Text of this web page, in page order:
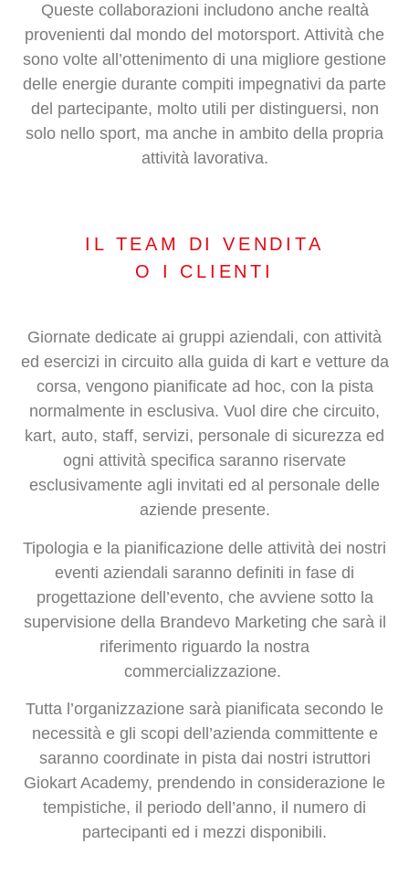
Queste collaborazioni includono anche realtà
provenienti dal mondo del motorsport. Attività che
sono volte all’ottenimento di una migliore gestione
delle energie durante compiti impegnativi da parte
del partecipante, molto utili per distinguersi, non
solo nello sport, ma anche in ambito della propria
attività lavorativa.
IL TEAM DI VENDITA
O I CLIENTI
Giornate dedicate ai gruppi aziendali, con attività
ed esercizi in circuito alla guida di kart e vetture da
corsa, vengono pianificate ad hoc, con la pista
normalmente in esclusiva. Vuol dire che circuito,
kart, auto, staff, servizi, personale di sicurezza ed
ogni attività specifica saranno riservate
esclusivamente agli invitati ed al personale delle
aziende presente.
Tipologia e la pianificazione delle attività dei nostri
eventi aziendali saranno definiti in fase di
progettazione dell’evento, che avviene sotto la
supervisione della Brandevo Marketing che sarà il
riferimento riguardo la nostra
commercializzazione.
Tutta l’organizzazione sarà pianificata secondo le
necessità e gli scopi dell’azienda committente e
saranno coordinate in pista dai nostri istruttori
Giokart Academy, prendendo in considerazione le
tempistiche, il periodo dell’anno, il numero di
partecipanti ed i mezzi disponibili.